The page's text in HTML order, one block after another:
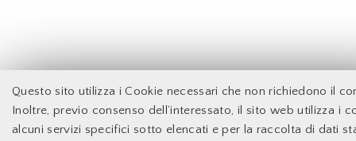
Questo sito utilizza i Cookie necessari che non richiedono il
Inoltre, previo consenso dell’interessato, il sito web utilizza i
alcuni servizi specifici sotto elencati e per la raccolta di dati